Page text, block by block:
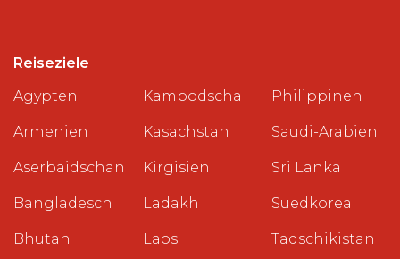
Reiseziele
Ägypten
Armenien
Aserbaidschan
Bangladesch
Bhutan
Kambodscha
Kasachstan
Kirgisien
Ladakh
Laos
Philippinen
Saudi-Arabien
Sri Lanka
Suedkorea
Tadschikistan